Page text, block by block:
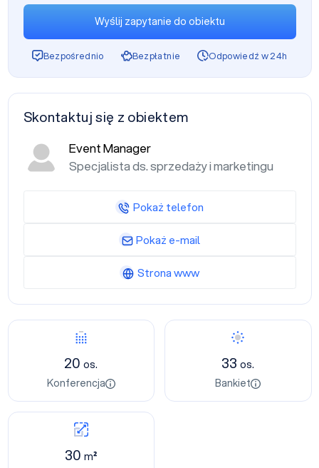
20os.
Konferencja
33os.
Bankiet
30m²
Wyślij zapytanie do obiektu
Bezpośrednio Bezpłatnie Odpowiedź w 24h
Skontaktuj się z obiektem
Event Manager
Specjalista ds. sprzedaży i marketingu
Pokaż telefon
Pokaż e-mail
Strona www